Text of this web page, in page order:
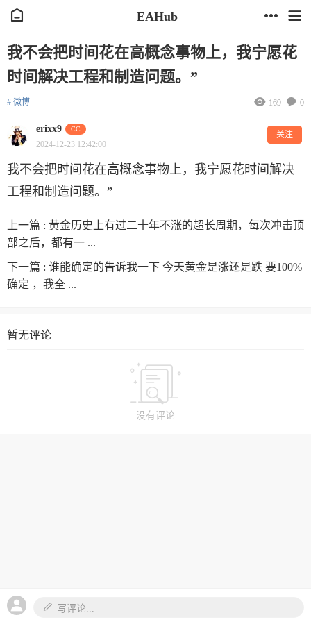
EAHub
我不会把时间花在高概念事物上，我宁愿花
时间解决工程和制造问题。”
# 微博 0
169
erixx9 CC
2024-12-23 12:42:00
关注
我不会把时间花在高概念事物上，我宁愿花时间解决
工程和制造问题。”
上一篇 : 黄金历史上有过二十年不涨的超长周期，每次冲击顶
部之后，都有一 ...
下一篇 : 谁能确定的告诉我一下 今天黄金是涨还是跌 要100%
确定 ，我全 ...
暂无评论
没有评论
写评论...